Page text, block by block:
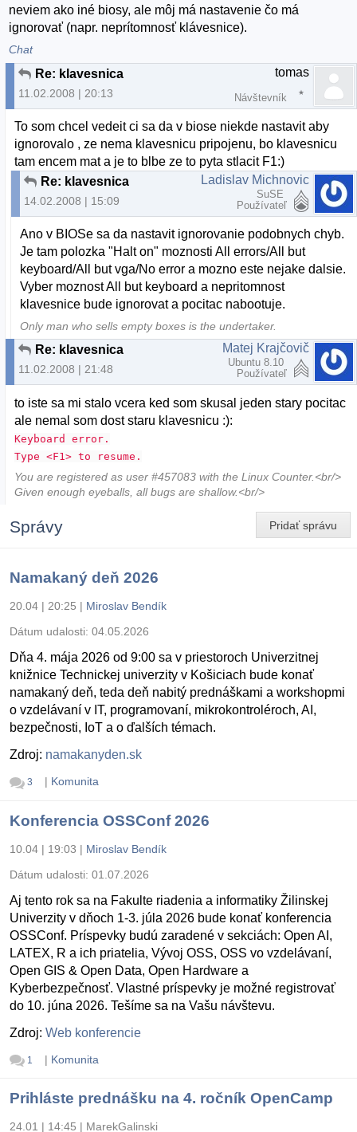
neviem ako iné biosy, ale môj má nastavenie čo má
ignorovať (napr. neprítomnosť klávesnice).
Chat
Re: klavesnica
11.02.2008 | 20:13
tomas
Návštevník
To som chcel vedeit ci sa da v biose niekde nastavit aby
ignorovalo , ze nema klavesnicu pripojenu, bo klavesnicu
tam encem mat a je to blbe ze to pyta stlacit F1:)
Re: klavesnica
14.02.2008 | 15:09
Ladislav Michnovic
SuSE
Používateľ
Ano v BIOSe sa da nastavit ignorovanie podobnych chyb.
Je tam polozka "Halt on" moznosti All errors/All but
keyboard/All but vga/No error a mozno este nejake dalsie.
Vyber moznost All but keyboard a nepritomnost
klavesnice bude ignorovat a pocitac nabootuje.
Only man who sells empty boxes is the undertaker.
Re: klavesnica
11.02.2008 | 21:48
Matej Krajčovič
Ubuntu 8.10
Používateľ
to iste sa mi stalo vcera ked som skusal jeden stary pocitac
ale nemal som dost staru klavesnicu :):
Keyboard error.
Type <F1> to resume.
You are registered as user #457083 with the Linux Counter.<br/>
Given enough eyeballs, all bugs are shallow.<br/>
Pridať správu
Správy
Namakaný deň 2026
20.04 | 20:25 | Miroslav Bendík
Dátum udalosti: 04.05.2026
Dňa 4. mája 2026 od 9:00 sa v priestoroch Univerzitnej
knižnice Technickej univerzity v Košiciach bude konať
namakaný deň, teda deň nabitý prednáškami a workshopmi
o vzdelávaní v IT, programovaní, mikrokontroléroch, AI,
bezpečnosti, IoT a o ďalších témach.
Zdroj: namakanyden.sk
3 | Komunita
Konferencia OSSConf 2026
10.04 | 19:03 | Miroslav Bendík
Dátum udalosti: 01.07.2026
Aj tento rok sa na Fakulte riadenia a informatiky Žilinskej
Univerzity v dňoch 1-3. júla 2026 bude konať konferencia
OSSConf. Príspevky budú zaradené v sekciách: Open AI,
LATEX, R a ich priatelia, Vývoj OSS, OSS vo vzdelávaní,
Open GIS & Open Data, Open Hardware a
Kyberbezpečnosť. Vlastné príspevky je možné registrovať
do 10. júna 2026. Tešíme sa na Vašu návštevu.
Zdroj: Web konferencie
1 | Komunita
Prihláste prednášku na 4. ročník OpenCamp
24.01 | 14:45 | MarekGalinski